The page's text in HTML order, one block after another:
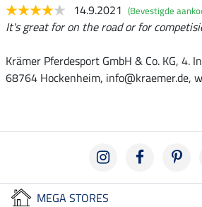
14.9.2021 (Bevestigde
It's great for on the road or for
Krämer Pferdesport GmbH & Co. KG, 4.
68764 Hockenheim, info@kraemer.de,
MEGA STORES